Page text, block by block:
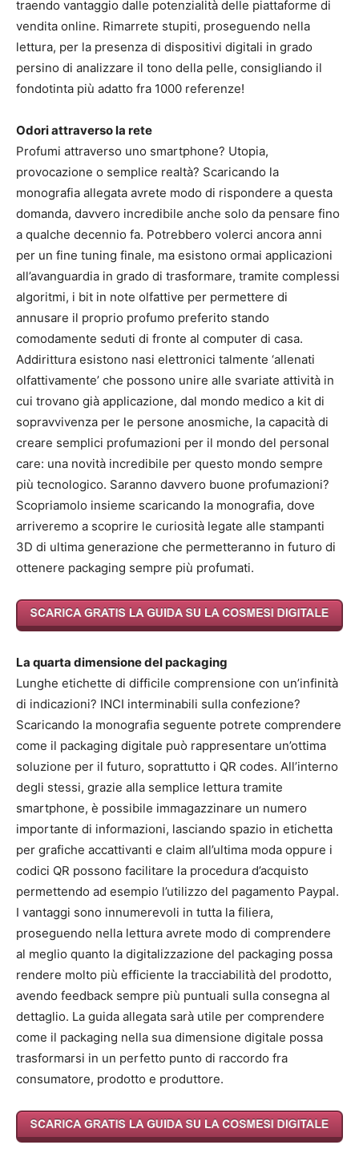
traendo vantaggio dalle potenzialità delle piattaforme di
vendita online. Rimarrete stupiti, proseguendo nella
lettura, per la presenza di dispositivi digitali in grado
persino di analizzare il tono della pelle, consigliando il
fondotinta più adatto fra 1000 referenze!
Odori attraverso la rete
Profumi attraverso uno smartphone? Utopia,
provocazione o semplice realtà? Scaricando la
monografia allegata avrete modo di rispondere a questa
domanda, davvero incredibile anche solo da pensare fino
a qualche decennio fa. Potrebbero volerci ancora anni
per un fine tuning finale, ma esistono ormai applicazioni
all’avanguardia in grado di trasformare, tramite complessi
algoritmi, i bit in note olfattive per permettere di
annusare il proprio profumo preferito stando
comodamente seduti di fronte al computer di casa.
Addirittura esistono nasi elettronici talmente ‘allenati
olfattivamente’ che possono unire alle svariate attività in
cui trovano già applicazione, dal mondo medico a kit di
sopravvivenza per le persone anosmiche, la capacità di
creare semplici profumazioni per il mondo del personal
care: una novità incredibile per questo mondo sempre
più tecnologico. Saranno davvero buone profumazioni?
Scopriamolo insieme scaricando la monografia, dove
arriveremo a scoprire le curiosità legate alle stampanti
3D di ultima generazione che permetteranno in futuro di
ottenere packaging sempre più profumati.
La quarta dimensione del packaging
Lunghe etichette di difficile comprensione con un’infinità
di indicazioni? INCI interminabili sulla confezione?
Scaricando la monografia seguente potrete comprendere
come il packaging digitale può rappresentare un’ottima
soluzione per il futuro, soprattutto i QR codes. All’interno
degli stessi, grazie alla semplice lettura tramite
smartphone, è possibile immagazzinare un numero
importante di informazioni, lasciando spazio in etichetta
per grafiche accattivanti e claim all’ultima moda oppure i
codici QR possono facilitare la procedura d’acquisto
permettendo ad esempio l’utilizzo del pagamento Paypal.
I vantaggi sono innumerevoli in tutta la filiera,
proseguendo nella lettura avrete modo di comprendere
al meglio quanto la digitalizzazione del packaging possa
rendere molto più efficiente la tracciabilità del prodotto,
avendo feedback sempre più puntuali sulla consegna al
dettaglio. La guida allegata sarà utile per comprendere
come il packaging nella sua dimensione digitale possa
trasformarsi in un perfetto punto di raccordo fra
consumatore, prodotto e produttore.